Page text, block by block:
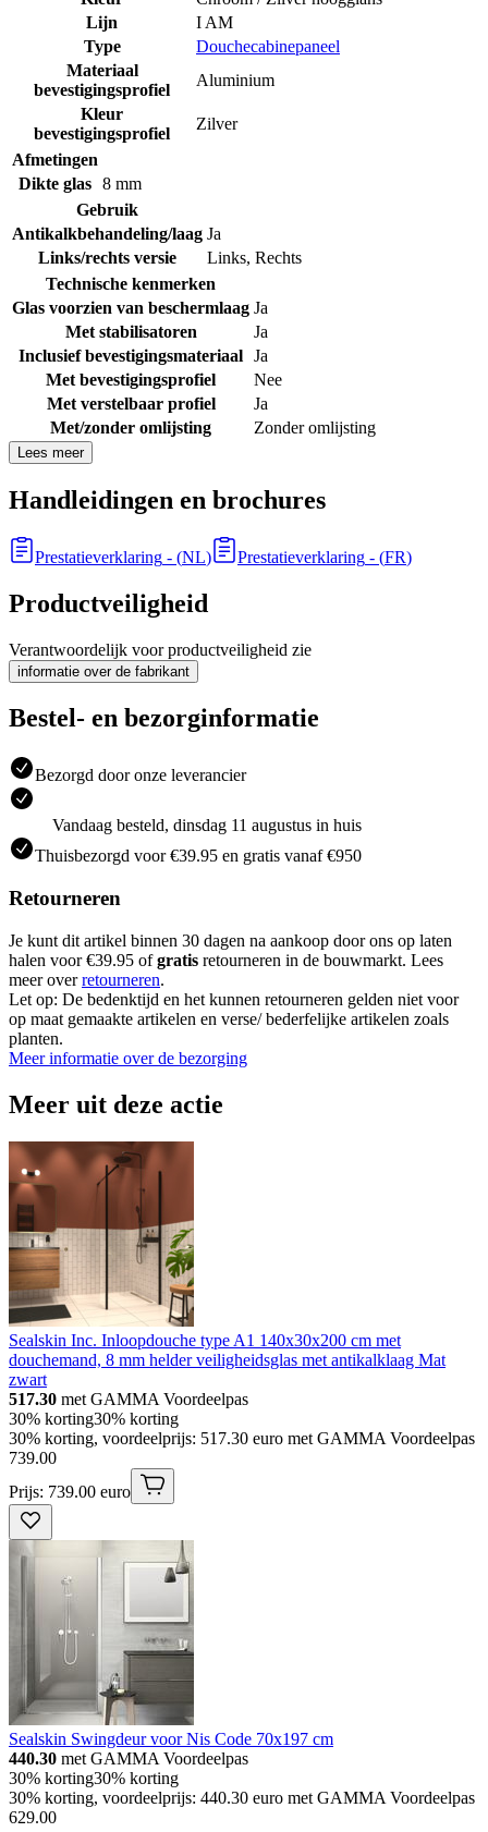
Lijn
I AM
Type
Douchecabinepaneel
Materiaal
bevestigingsprofiel
Aluminium
Kleur
bevestigingsprofiel
Zilver
Afmetingen
Dikte glas 8 mm
Gebruik
Antikalkbehandeling/laag Ja
Links/rechts versie
Links, Rechts
Technische kenmerken
Glas voorzien van beschermlaag Ja
Met stabilisatoren
Ja
Inclusief bevestigingsmateriaal Ja
Met bevestigingsprofiel
Nee
Met verstelbaar profiel
Ja
Met/zonder omlijsting
Zonder omlijsting
Lees meer
Handleidingen en brochures
Prestatieverklaring - (NL) Prestatieverklaring - (FR)
Productveiligheid
Verantwoordelijk voor productveiligheid zie
informatie over de fabrikant
Bestel- en bezorginformatie
Bezorgd door onze leverancier
Vandaag besteld, dinsdag 11 augustus in huis
Thuisbezorgd voor €39.95 en gratis vanaf €950
Retourneren
Je kunt dit artikel binnen 30 dagen na aankoop door ons op laten
halen voor €39.95 ofgratis retourneren in de bouwmarkt. Lees
meer overretourneren.
Let op: De bedenktijd en het kunnen retourneren gelden niet voor
op maat gemaakte artikelen en verse/ bederfelijke artikelen zoals
planten.
Meer informatie over de bezorging
Meer uit deze actie
Sealskin Inc. Inloopdouche type A1 140x30x200 cm met
douchemand, 8 mm helder veiligheidsglas met antikalklaag Mat
zwart
517.30 met GAMMA Voordeelpas
30% korting30% korting
30% korting, voordeelprijs: 517.30 euro met GAMMA Voordeelpas
739.00
Prijs: 739.00 euro
Sealskin Swingdeur voor Nis Code 70x197 cm
440.30 met GAMMA Voordeelpas
30% korting30% korting
30% korting, voordeelprijs: 440.30 euro met GAMMA Voordeelpas
629.00